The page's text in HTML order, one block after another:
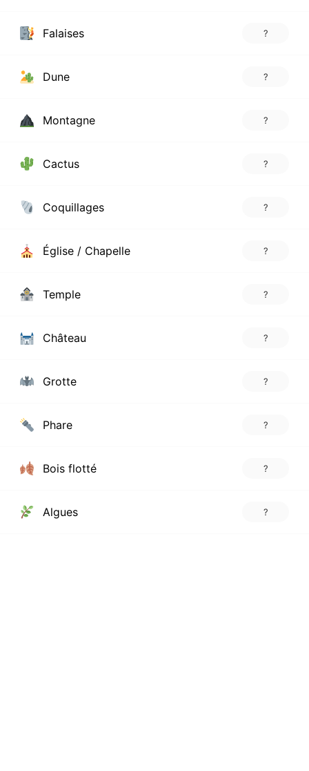
Falaises ?
Dune ?
Montagne ?
Cactus ?
Coquillages ?
Église / Chapelle ?
Temple ?
Château ?
Grotte ?
Phare ?
Bois flotté ?
Algues ?